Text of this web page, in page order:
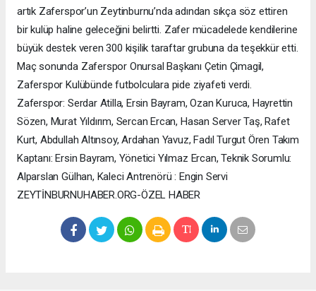
artık Zaferspor’un Zeytinburnu’nda adından sıkça söz ettiren
bir kulüp haline geleceğini belirtti. Zafer mücadelede kendilerine
büyük destek veren 300 kişilik taraftar grubuna da teşekkür etti.
Maç sonunda Zaferspor Onursal Başkanı Çetin Çimagil,
Zaferspor Kulübünde futbolculara pide ziyafeti verdi.
Zaferspor: Serdar Atilla, Ersin Bayram, Ozan Kuruca, Hayrettin
Sözen, Murat Yıldırım, Sercan Ercan, Hasan Server Taş, Rafet
Kurt, Abdullah Altınsoy, Ardahan Yavuz, Fadıl Turgut Ören Takım
Kaptanı: Ersin Bayram, Yönetici Yılmaz Ercan, Teknik Sorumlu:
Alparslan Gülhan, Kaleci Antrenörü : Engin Servi
ZEYTİNBURNUHABER.ORG-ÖZEL HABER